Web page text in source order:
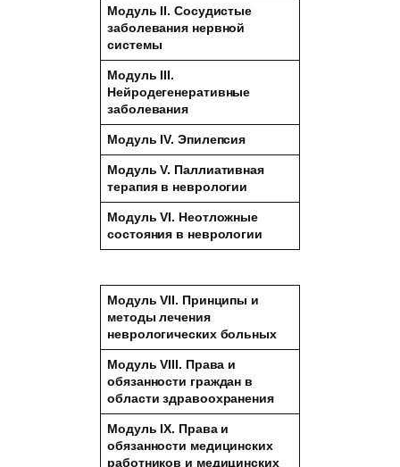
Модуль II. Сосудистые
заболевания нервной
системы
Модуль III.
Нейродегенеративные
заболевания
Модуль IV. Эпилепсия
Модуль V. Паллиативная
терапия в неврологии
Модуль VI. Неотложные
состояния в неврологии
Модуль VII. Принципы и
методы лечения
неврологических больных
Модуль VIII. Права и
обязанности граждан в
области здравоохранения
Модуль IX. Права и
обязанности медицинских
работников и медицинских